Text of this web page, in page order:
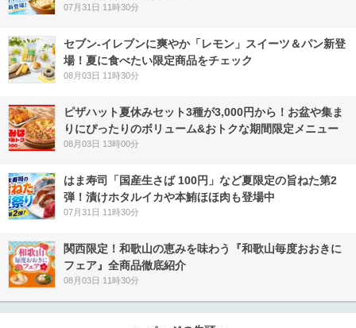
07月31日 11時30分
セブン‐イレブンに爽やか「レモン」スイーツ＆パン新登
場！夏に食べたい限定商品をチェック
08月03日 11時30分
ピザハット夏休みセット3種が3,000円から！お盆や集ま
りにぴったりのボリューム&おトクな期間限定メニュー
08月03日 13時00分
はま寿司「国産生さば 100円」など夏限定の旨ねた第2
弾！漬けホタルイカや本鮪ほほ肉も登場中
07月31日 11時30分
関西限定！和歌山の恵みを味わう『和歌山毎度おおきに
フェア』全商品徹底紹介
08月03日 11時30分